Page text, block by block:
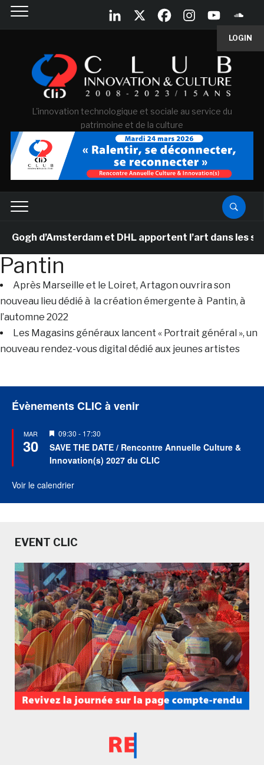
LOGIN
L'innovation technologique et sociale au service du
patrimoine et de la culture
d’Amsterdam et DHL apportent l’art dans les
Pantin
Après Marseille et le Loiret, Artagon ouvrira son
nouveau lieu dédié à la création émergente à Pantin, à
l’automne 2022
Les Magasins généraux lancent « Portrait général », un
nouveau rendez-vous digital dédié aux jeunes artistes
Évènements CLIC à venir
MAR
30
Mis
en
avant
09:30 - 17:30
SAVE THE DATE / Rencontre Annuelle Culture &
Innovation(s) 2027 du CLIC
Voir le calendrier
EVENT CLIC